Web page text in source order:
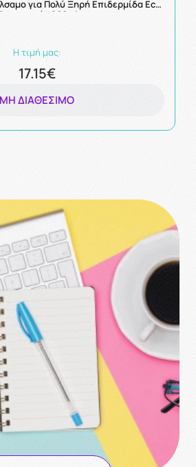
για Πολύ Ξηρή Επιδερμίδα Eco
200ml
Η τιμή μας:
17.15€
ΜΗ ΔΙΑΘΈΣΙΜΟ